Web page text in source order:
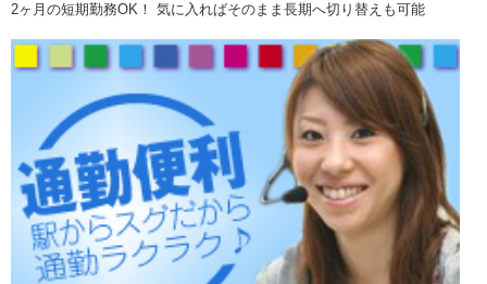
2ヶ月の短期勤務OK！ 気に入ればそのまま長期へ切り替えも可能